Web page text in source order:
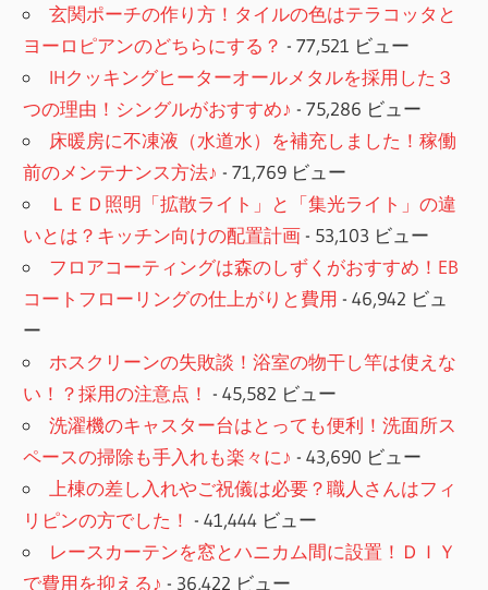
玄関ポーチの作り方！タイルの色はテラコッタと
ヨーロピアンのどちらにする？ - 77,521 ビュー
IHクッキングヒーターオールメタルを採用した３
つの理由！シングルがおすすめ♪ - 75,286 ビュー
床暖房に不凍液（水道水）を補充しました！稼働
前のメンテナンス方法♪ - 71,769 ビュー
ＬＥＤ照明「拡散ライト」と「集光ライト」の違
いとは？キッチン向けの配置計画- 53,103 ビュー
フロアコーティングは森のしずくがおすすめ！EB
コートフローリングの仕上がりと費用 - 46,942 ビュ
ー
ホスクリーンの失敗談！浴室の物干し竿は使えな
い！？採用の注意点！ - 45,582 ビュー
洗濯機のキャスター台はとっても便利！洗面所ス
ペースの掃除も手入れも楽々に♪ - 43,690 ビュー
上棟の差し入れやご祝儀は必要？職人さんはフィ
リピンの方でした！ - 41,444 ビュー
レースカーテンを窓とハニカム間に設置！ＤＩＹ
で費用を抑える♪ - 36,422 ビュー